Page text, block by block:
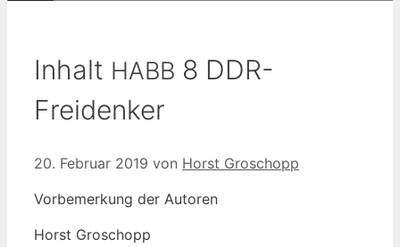
Inhalt HABB 8 DDR-
Freidenker
20. Februar 2019 von Horst Groschopp
Vor­be­mer­kung der Autoren
Horst Gro­schopp